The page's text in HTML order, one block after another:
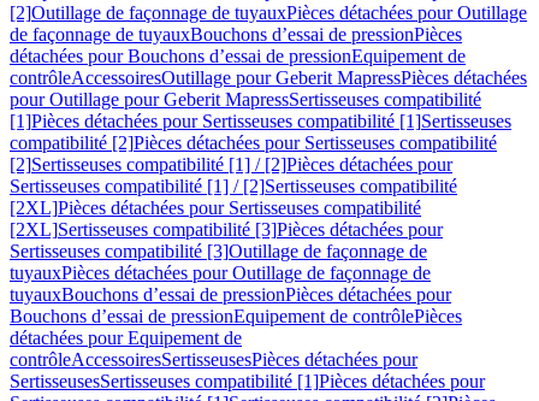
[2]Outillage de façonnage de tuyauxPièces détachées pour Outillage
de façonnage de tuyauxBouchons d’essai de pressionPièces
détachées pour Bouchons d’essai de pressionEquipement de
contrôleAccessoiresOutillage pour Geberit MapressPièces détachées
pour Outillage pour Geberit MapressSertisseuses compatibilité
[1]Pièces détachées pour Sertisseuses compatibilité [1]Sertisseuses
compatibilité [2]Pièces détachées pour Sertisseuses compatibilité
[2]Sertisseuses compatibilité [1] / [2]Pièces détachées pour
Sertisseuses compatibilité [1] / [2]Sertisseuses compatibilité
[2XL]Pièces détachées pour Sertisseuses compatibilité
[2XL]Sertisseuses compatibilité [3]Pièces détachées pour
Sertisseuses compatibilité [3]Outillage de façonnage de
tuyauxPièces détachées pour Outillage de façonnage de
tuyauxBouchons d’essai de pressionPièces détachées pour
Bouchons d’essai de pressionEquipement de contrôlePièces
détachées pour Equipement de
contrôleAccessoiresSertisseusesPièces détachées pour
SertisseusesSertisseuses compatibilité [1]Pièces détachées pour